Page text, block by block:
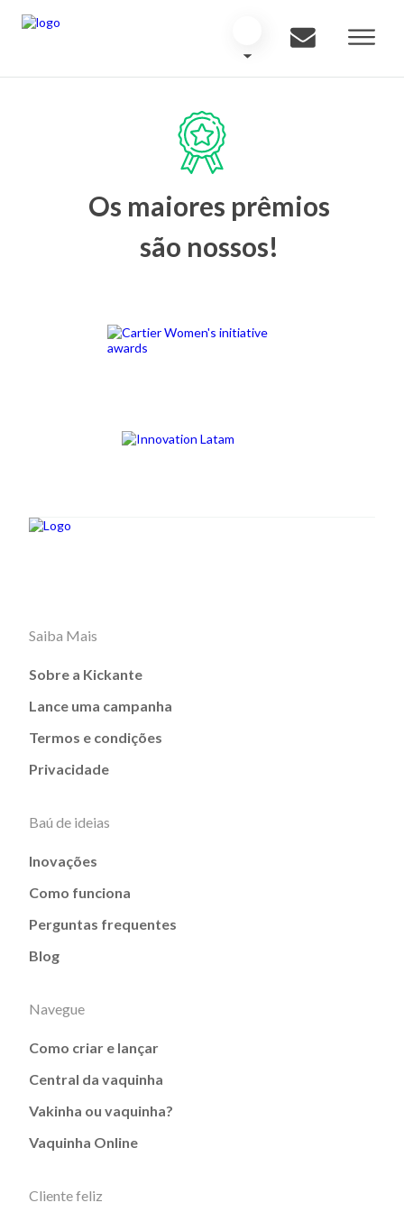
Os maiores prêmios
são nossos!
Saiba Mais
Sobre a Kickante
Lance uma campanha
Termos e condições
Privacidade
Baú de ideias
Inovações
Como funciona
Perguntas frequentes
Blog
Navegue
Como criar e lançar
Central da vaquinha
Vakinha ou vaquinha?
Vaquinha Online
Cliente feliz